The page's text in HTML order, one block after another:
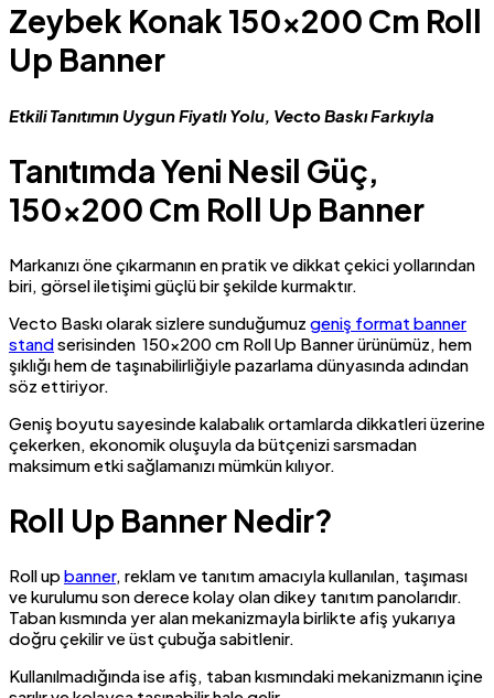
Zeybek Konak 150×200 Cm Roll
Up Banner
Etkili Tanıtımın Uygun Fiyatlı Yolu, Vecto Baskı Farkıyla
Tanıtımda Yeni Nesil Güç,
150×200 Cm Roll Up Banner
Markanızı öne çıkarmanın en pratik ve dikkat çekici yollarından
biri, görsel iletişimi güçlü bir şekilde kurmaktır.
Vecto Baskı olarak sizlere sunduğumuz geniş format banner
standserisinden 150×200 cm Roll Up Banner ürünümüz, hem
şıklığı hem de taşınabilirliğiyle pazarlama dünyasında adından
söz ettiriyor.
Geniş boyutu sayesinde kalabalık ortamlarda dikkatleri üzerine
çekerken, ekonomik oluşuyla da bütçenizi sarsmadan
maksimum etki sağlamanızı mümkün kılıyor.
Roll Up Banner Nedir?
Roll up banner, reklam ve tanıtım amacıyla kullanılan, taşıması
ve kurulumu son derece kolay olan dikey tanıtım panolarıdır.
Taban kısmında yer alan mekanizmayla birlikte afiş yukarıya
doğru çekilir ve üst çubuğa sabitlenir.
Kullanılmadığında ise afiş, taban kısmındaki mekanizmanın içine